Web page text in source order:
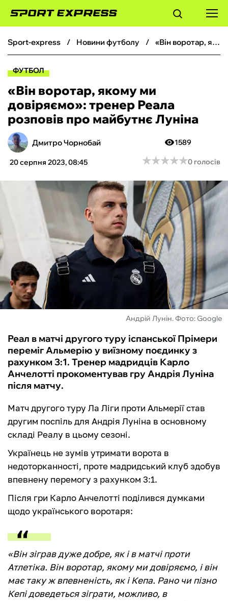
ФУТБОЛ
БОКС
ХОКЕЙ
ТЕНІС
КІБЕРСПОРТ
ЧС-2026
ІНШІ
БУКМЕКЕРИ
sport-express новини футболу «Він воротар, якому ми довіряємо»: тренер Реала розповів про майбутнє Луніна
ФУТБОЛ
«Він воротар, якому ми
довіряємо»: тренер Реала
розповів про майбутнє Луніна
Дмитро Чорнобай
20 серпня 2023, 08:45
1589
★★★★★
★★★★★0 голосів
Андрій Лунін. Фото: Google
Реал в матчі другого туру іспанської Прімери
переміг Альмерію у виїзному поєдинку з
рахунком 3:1. Тренер мадридців Карло
Анчелотті прокоментував гру Андрія Луніна
після матчу.
Матч другого туру Ла Ліги проти Альмерії став
другим поспіль для Андрія Луніна в основному
складі Реалу в цьому сезоні.
Українець не зумів утримати ворота в
недоторканності, проте мадридський клуб здобув
впевнену перемогу з рахунком 3:1.
Після гри Карло Анчелотті поділився думками
щодо українського воротаря:
«Він зіграв дуже добре, як і в матчі проти
Атлетіка. Він воротар, якому ми довіряємо, і він
має таку ж впевненість, як і Кепа. Рано чи пізно
Кепі доведеться зіграти, можливо, в